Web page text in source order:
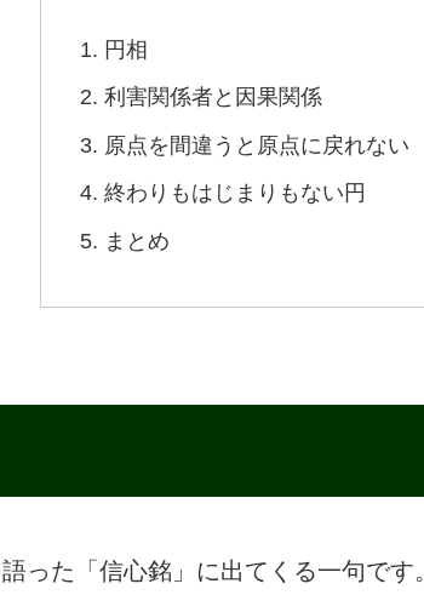
円相
利害関係者と因果関係
原点を間違うと原点に戻れない
終わりもはじまりもない円
まとめ
った「信心銘」に出てくる一句です。